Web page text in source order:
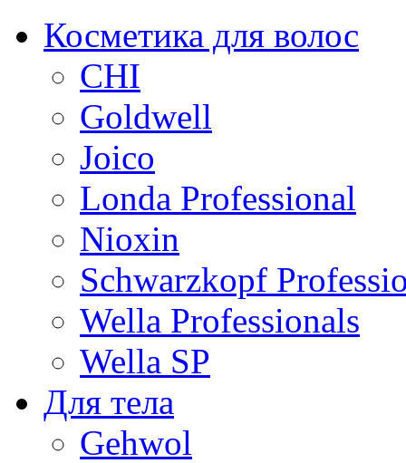
Косметика для волос
CHI
Goldwell
Joico
Londa Professional
Nioxin
Schwarzkopf
Wella Professionals
Wella SP
Для тела
Gehwol